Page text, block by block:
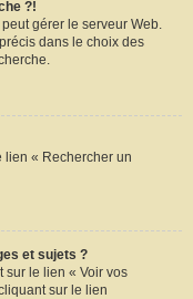
?!
gérer le serveur Web.
dans le choix des
lien « Rechercher un
et sujets ?
sur le lien « Voir vos
sur le lien